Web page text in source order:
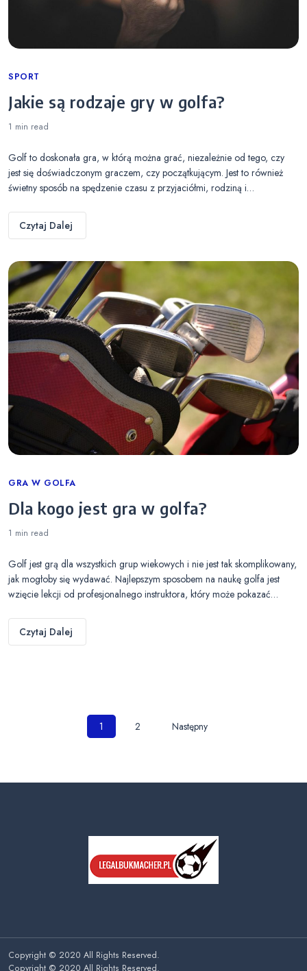
Categories
SPORT
Jakie są rodzaje gry w golfa?
1 min read
Golf to doskonała gra, w którą można grać, niezależnie od tego, czy
jest się doświadczonym graczem, czy początkującym. Jest to również
świetny sposób na spędzenie czasu z przyjaciółmi, rodziną i…
Czytaj Dalej
Categories
GRA W GOLFA
Dla kogo jest gra w golfa?
1 min read
Golf jest grą dla wszystkich grup wiekowych i nie jest tak skomplikowany,
jak mogłoby się wydawać. Najlepszym sposobem na naukę golfa jest
wzięcie lekcji od profesjonalnego instruktora, który może pokazać…
Czytaj Dalej
Nawigacja
1 2 Następny
Copyright © 2020 All Rights Reserved.
Copyright © 2020 All Rights Reserved.